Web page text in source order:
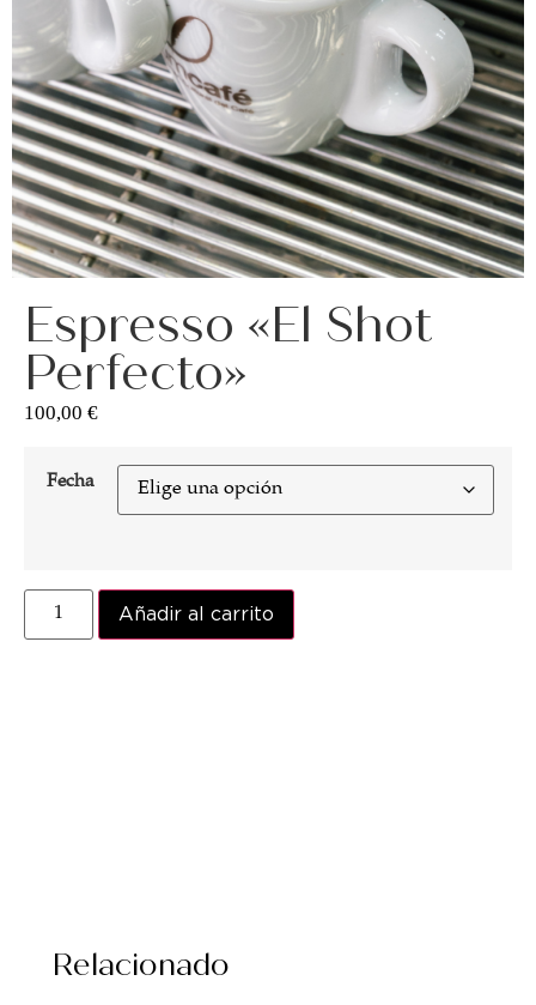
algo nuevo que
enseñarnos
BOLSA DE TRABAJO
¡te imaginas vivir de tu pasión
por el café?
CONTACTO
¡queremos saber
de ti!
Espresso «El Shot
Perfecto»
100,00 €
Fecha
Añadir al carrito
Relacionado